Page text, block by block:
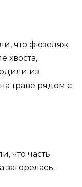
что фюзеляж
хвоста,
из
траве рядом с
что часть